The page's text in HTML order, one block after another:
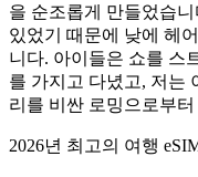
을 순조롭게 만들었습
있었기 때문에 낮에 헤
니다. 아이들은 쇼를 스
를 가지고 다녔고, 저는
리를 비싼 로밍으로부
2026년 최고의 여행